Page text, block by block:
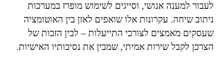
לעבור למענה אנושי, וסייגים לשימוש מופרז במערכות
ניתוב שיחה. עקרונות אלו שואפים לאזן בין האוטומציה
שעסקים מאמצים לצורכי התייעלות – לבין הזכות של
הצרכן לקבל שירות אמיתי, שמבין את נסיבותיו האישיות.